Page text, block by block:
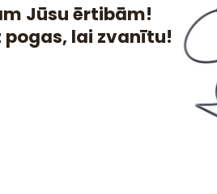
Jūsu ērtibām!
pogas, lai zvanītu!